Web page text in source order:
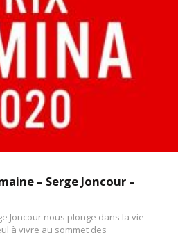
– Serge Joncour –
Joncour nous plonge dans la vie
à vivre au sommet des